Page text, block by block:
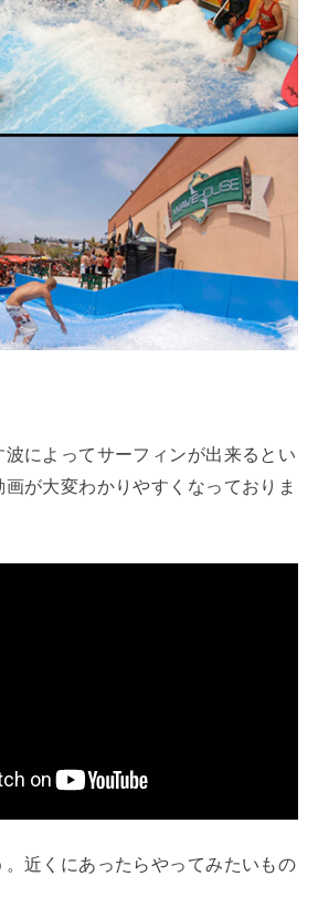
波によってサーフィンが出来るとい
が大変わかりやすくなっておりま
。近くにあったらやってみたいもの